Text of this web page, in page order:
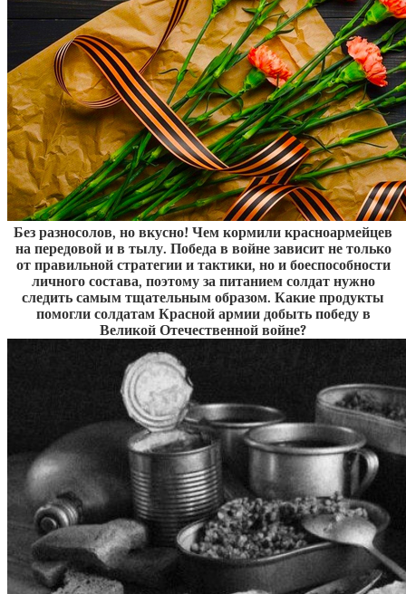
Без разносолов, но вкусно! Чем кормили красноармейцев
на передовой и в тылу. Победа в войне зависит не только
от правильной стратегии и тактики, но и боеспособности
личного состава, поэтому за питанием солдат нужно
следить самым тщательным образом. Какие продукты
помогли солдатам Красной армии добыть победу в
Великой Отечественной войне?